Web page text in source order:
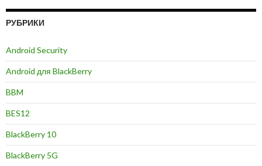
РУБРИКИ
Android Security
Android для BlackBerry
BBM
BES12
BlackBerry 10
BlackBerry 5G